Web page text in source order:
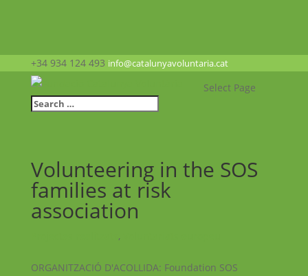
+34 934 124 493 info@catalunyavoluntaria.cat
Select Page
Volunteering in the SOS
families at risk
association
,
ORGANITZACIÓ D'ACOLLIDA: Foundation SOS